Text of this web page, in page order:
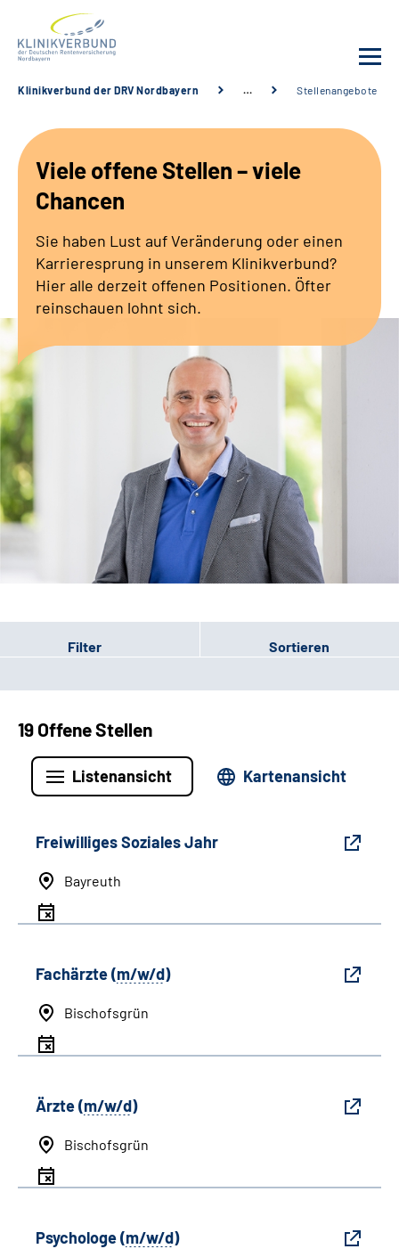
Behandlungsangebot
Karriere
Erweiterte Suche
Klinikverbund der DRV Nordbayern … Stellenangebote
Viele offene Stellen – viele
Chancen
Sie haben Lust auf Veränderung oder einen
Karrieresprung in unserem Klinikverbund?
Hier alle derzeit offenen Positionen. Öfter
reinschauen lohnt sich.
Filter Sortieren
19 Offene Stellen
Listenansicht Kartenansicht
Freiwilliges Soziales Jahr
Bayreuth
Fachärzte (m/w/d)
Bischofsgrün
Ärzte (m/w/d)
Bischofsgrün
Psychologe (m/w/d)